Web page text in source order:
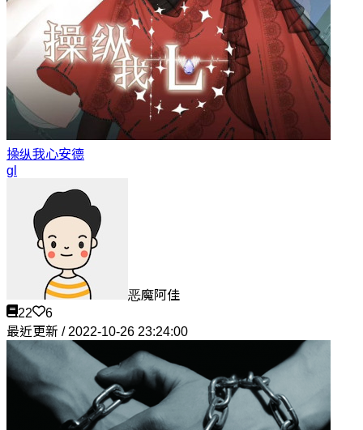
操纵我心安德
gl
恶魔阿佳
22
6
最近更新 / 2022-10-26 23:24:00